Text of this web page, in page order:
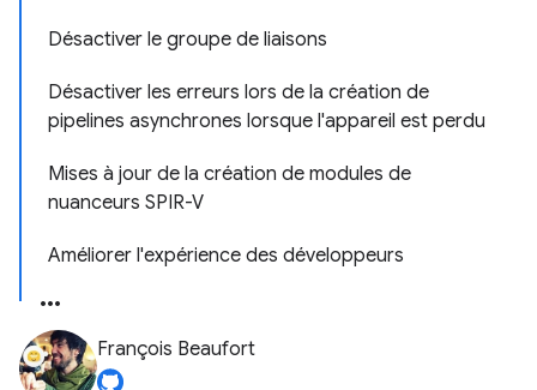
Désactiver le groupe de liaisons
Désactiver les erreurs lors de la création de
pipelines asynchrones lorsque l'appareil est perdu
Mises à jour de la création de modules de
nuanceurs SPIR-V
Améliorer l'expérience des développeurs
François Beaufort